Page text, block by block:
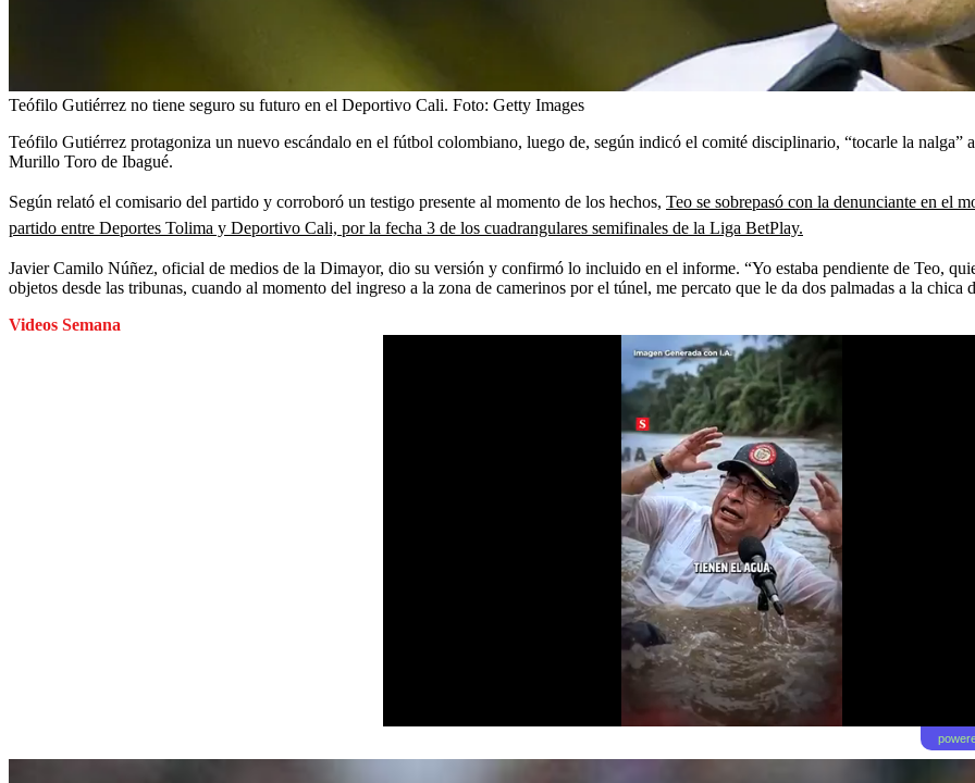
Teófilo Gutiérrez no tiene seguro su futuro en el Deportivo Cali. Foto: Getty Images
Teófilo Gutiérrez protagoniza un nuevo escándalo en el fútbol colombiano, luego de, según indicó el comité disciplinario, “tocarle la nalga”
Murillo Toro de Ibagué.
Según relató el comisario del partido y corroboró un testigo presente al momento de los hechos, Teo se sobrepasó con la denunciante en el
partido entre Deportes Tolima y Deportivo Cali, por la fecha 3 de los cuadrangulares semifinales de la Liga BetPlay.
Javier Camilo Núñez, oficial de medios de la Dimayor, dio su versión y confirmó lo incluido en el informe. “Yo estaba pendiente de Teo,
objetos desde las tribunas, cuando al momento del ingreso a la zona de camerinos por el túnel, me percato que le da dos palmadas a la
Videos Semana